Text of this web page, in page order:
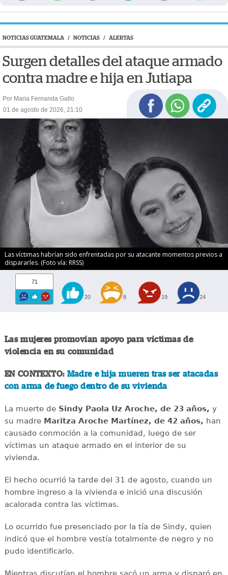
NOTICIAS GUATEMALA / NOTICIAS / ALERTAS
Surgen detalles del ataque armado
contra madre e hija en Jutiapa
Por Maria Fernanda Gallo
01 de agosto de 2026, 21:10
Las víctimas habrían sido enfrentadas por su atacante momentos previos a
dispararles. (Foto vía: RRSS)
71
20 8 19 24
Las mujeres promovían apoyo para víctimas de
violencia en su comunidad
EN CONTEXTO: Madre e hija mueren tras ser atacadas
con arma de fuego dentro de su vivienda
La muerte de Sindy Paola Uz Aroche, de 23 años, y
su madre Maritza Aroche Martínez, de 42 años, han
causado conmoción a la comunidad, luego de ser
víctimas un ataque armado en el interior de su
vivienda.
El hecho ocurrió la tarde del 31 de agosto, cuando un
hombre ingreso a la vivienda e inició una discusión
acalorada contra las víctimas.
Lo ocurrido fue presenciado por la tía de Sindy, quien
indicó que el hombre vestía totalmente de negro y no
pudo identificarlo.